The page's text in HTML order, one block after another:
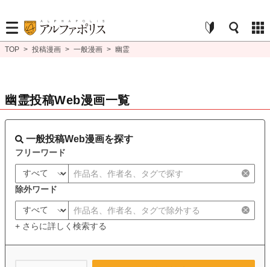
TOP > 投稿漫画 > 一般漫画 > 幽霊
幽霊投稿Web漫画一覧
一般投稿Web漫画を探す
フリーワード
除外ワード
+ さらに詳しく検索する